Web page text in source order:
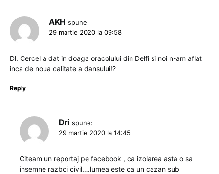
AKH spune:
29 martie 2020 la 09:58
Dl. Cercel a dat in doaga oracolului din Delfi si noi n-am aflat
inca de noua calitate a dansului!?
Reply
Dri spune:
29 martie 2020 la 14:45
Citeam un reportaj pe facebook , ca izolarea asta o sa
insemne razboi civil….lumea este ca un cazan sub